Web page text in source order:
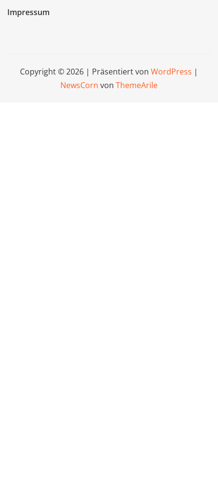
Impressum
Copyright © 2026 | Präsentiert von WordPress |
NewsCorn von ThemeArile